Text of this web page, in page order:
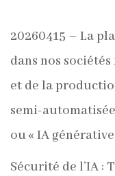
20260415 – La
dans nos
et de la
semi-
ou « IA
Sécurité de l’IA :